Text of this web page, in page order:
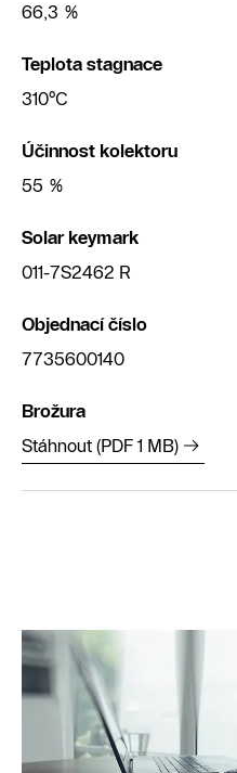
66,3 %
Teplota stagnace
310°C
Účinnost kolektoru
55 %
Solar keymark
011-7S2462 R
Objednací číslo
7735600140
Brožura
Stáhnout (PDF 1 MB)